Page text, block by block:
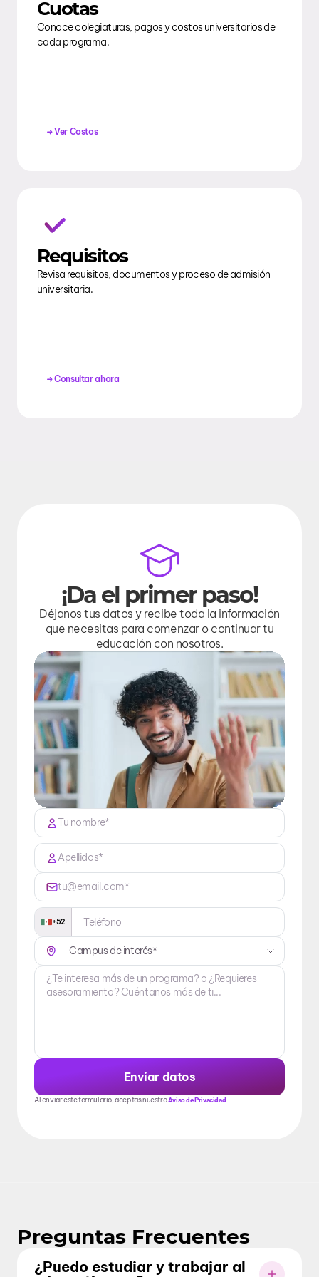
Cuotas
Conoce colegiaturas, pagos y costos universitarios de
cada programa.
Ver Costos
Requisitos
Revisa requisitos, documentos y proceso de admisión
universitaria.
Consultar ahora
¡Da el primer paso!
Déjanos tus datos y recibe toda la información
que necesitas para comenzar o continuar tu
educación con nosotros.
+52
Enviar datos
Al enviar este formulario, aceptas nuestroAviso de Privacidad
Preguntas Frecuentes
¿Puedo estudiar y trabajar al